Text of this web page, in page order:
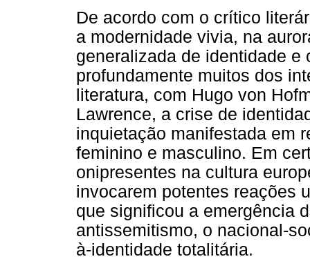
De acordo com o crítico
a modernidade vivia, na
generalizada de identidade e
profundamente muitos dos
literatura, com Hugo von
Lawrence, a crise de
inquietação manifestada em
feminino e masculino. Em
onipresentes na cultura
invocarem potentes reações
que significou a emergência
antissemitismo, o nacional-
à-identidade totalitária.